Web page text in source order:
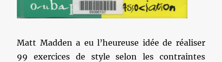
Matt Madden a eu l’heureuse idée de réaliser
99 exercices de style selon les contraintes